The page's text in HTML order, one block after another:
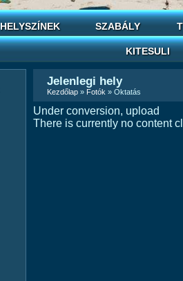
HELYSZÍNEK SZABÁLY
KITESULI
Jelenlegi hely
Kezdőlap » Fotók » Oktatás
Under conversion, upload
There is currently no content